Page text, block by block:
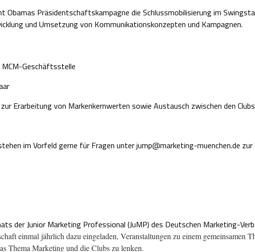
Präsidentschaftskampagne die Schlussmobilisierung im
und Umsetzung von Kommunikationskonzepten und Kampagnen.
Geschäftsstelle
von Markenkernwerten sowie Austausch zwischen den Clubs
im Vorfeld gerne für Fragen unter jump@marketing-muenchen.de zur
der Junior Marketing Professional (JuMP) des Deutschen Marketing-
einmal jährlich dazu eingeladen, Veranstaltungen zu einem gemeinsamen
Thema Marketing und die Clubs zu lenken.